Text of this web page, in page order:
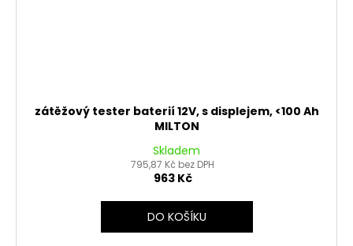
zátěžový tester baterií 12V, s displejem, <100 Ah
MILTON
Skladem
795,87 Kč bez DPH
963 Kč
DO KOŠÍKU